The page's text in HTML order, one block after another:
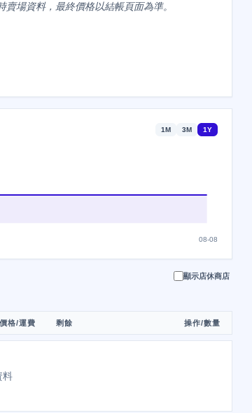
賣場資料，最終價格以結帳頁面為準。
1M 3M 1Y
08-08
顯示店休商店
價格/運費 剩餘 操作/數量
料